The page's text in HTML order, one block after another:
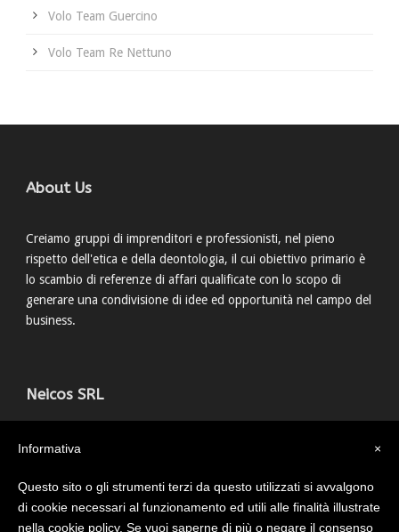
Volo Team Guercino
Volo Team Re Nettuno
About Us
Creiamo gruppi di imprenditori e professionisti, nel pieno
rispetto dell'etica e della deontologia, il cui obiettivo primario è
lo scambio di referenze di affari qualificate con lo scopo di
generare una condivisione di idee ed opportunità nel campo del
business.
Neicos SRL
info@neicos.it
×
Informativa
Questo sito o gli strumenti terzi da questo utilizzati si avvalgono
di cookie necessari al funzionamento ed utili alle finalità illustrate
nella cookie policy. Se vuoi saperne di più o negare il consenso